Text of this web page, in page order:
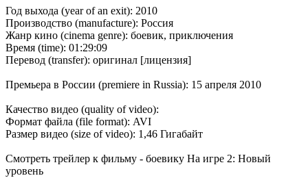
Год выхода (year of an exit): 2010
Производство (manufacture): Россия
Жанр кино (cinema genre): боевик, приключения
Время (time): 01:29:09
Перевод (transfer): оригинал [лицензия]
Премьера в России (premiere in Russia): 15 апреля 2010
Качество видео (quality of video):
Формат файла (file format): AVI
Размер видео (size of video): 1,46 Гигабайт
Смотреть трейлер к фильму - боевику На игре 2: Новый
уровень